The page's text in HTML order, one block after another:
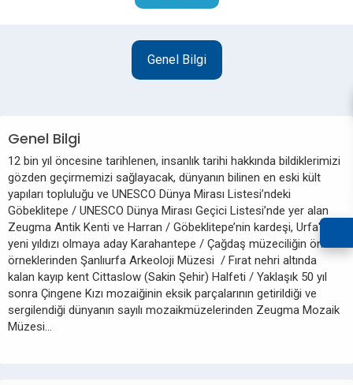
Genel Bilgi
Genel Bilgi
12 bin yıl öncesine tarihlenen, insanlık tarihi hakkında bildiklerimizi
gözden geçirmemizi sağlayacak, dünyanın bilinen en eski kült
yapıları topluluğu ve UNESCO Dünya Mirası Listesi’ndeki
Göbeklitepe / UNESCO Dünya Mirası Geçici Listesi’nde yer alan
Zeugma Antik Kenti ve Harran / Göbeklitepe’nin kardeşi, Urfa'nın
yeni yıldızı olmaya aday Karahantepe / Çağdaş müzeciliğin önemli
örneklerinden Şanlıurfa Arkeoloji Müzesi / Fırat nehri altında
kalan kayıp kent Cittaslow (Sakin Şehir) Halfeti / Yaklaşık 50 yıl
sonra Çingene Kızı mozaiğinin eksik parçalarının getirildiği ve
sergilendiği dünyanın sayılı mozaikmüzelerinden Zeugma Mozaik
Müzesi…